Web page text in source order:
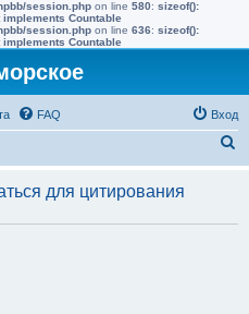
session.php on line 580: sizeof():
Countable
session.php on line 636: sizeof():
Countable
FAQ Вход
с
для цитирования